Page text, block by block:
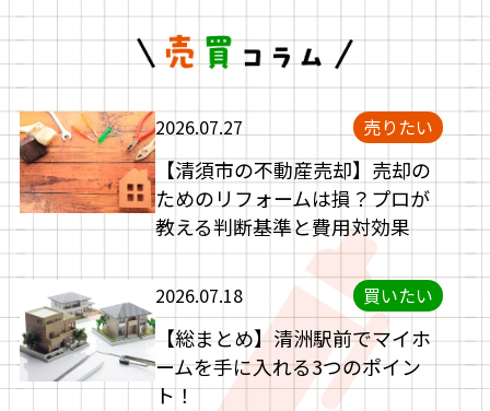
2026.07.27 売りたい
【清須市の不動産売却】売却の
ためのリフォームは損？プロが
教える判断基準と費用対効果
2026.07.18 買いたい
【総まとめ】清洲駅前でマイホ
ームを手に入れる3つのポイン
ト！